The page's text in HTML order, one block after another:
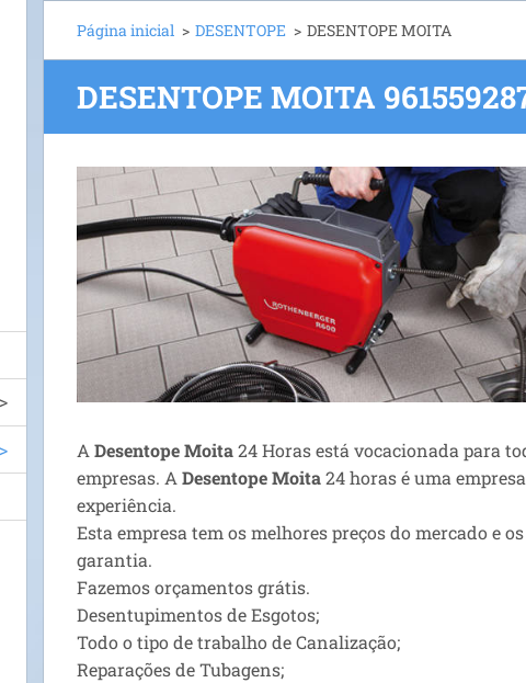
Página inicial > DESENTOPE > DESENTOPE MOITA
DESENTOPE MOITA
ADesentope Moita24 Horas está vocacionada para
empresas. ADesentope Moita24 horas é uma
experiência.
Esta empresa tem os melhores preços do mercado e
garantia.
Fazemos orçamentos grátis.
Desentupimentos de Esgotos;
Todo o tipo de trabalho de Canalização;
Reparações de Tubagens;